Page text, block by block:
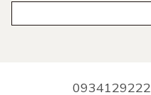
0934129222